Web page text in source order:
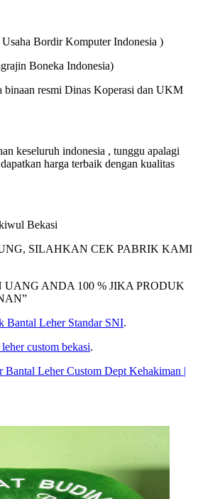
Bordir Komputer Indonesia )
Boneka Indonesia)
binaan resmi Dinas Koperasi dan UKM
keseluruh indonesia , tunggu apalagi
harga terbaik dengan kualitas
Bekasi
SILAHKAN CEK PABRIK KAMI
ANDA 100 % JIKA PRODUK
Bantal Leher Standar SNI.
custom bekasi.
Bantal Leher Custom Dept Kehakiman |